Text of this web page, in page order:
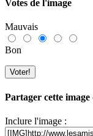
Votes de l'image
Mauvais
Bon
Partager cette
Inclure l'image :